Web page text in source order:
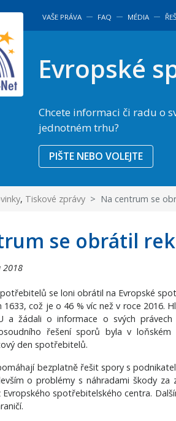
VAŠE PRÁVA ― FAQ ― MÉDIA ―
Evropské
Chcete informaci či radu o
jednotném trhu?
PIŠTE NEBO VOLEJTE
, Tiskové zprávy Na centrum se
se obrátil
2018
se loni obrátil na Evropské
1633, což je o 46 % víc než v roce 2016.
a žádali o informace o svých
řešení sporů byla v
den spotřebitelů.
bezplatně řešit spory s
o problémy s náhradami škody
spotřebitelského centra.